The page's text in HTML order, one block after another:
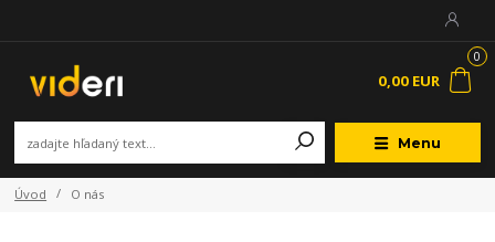
Menu
0
0,00 EUR
Úvod O nás